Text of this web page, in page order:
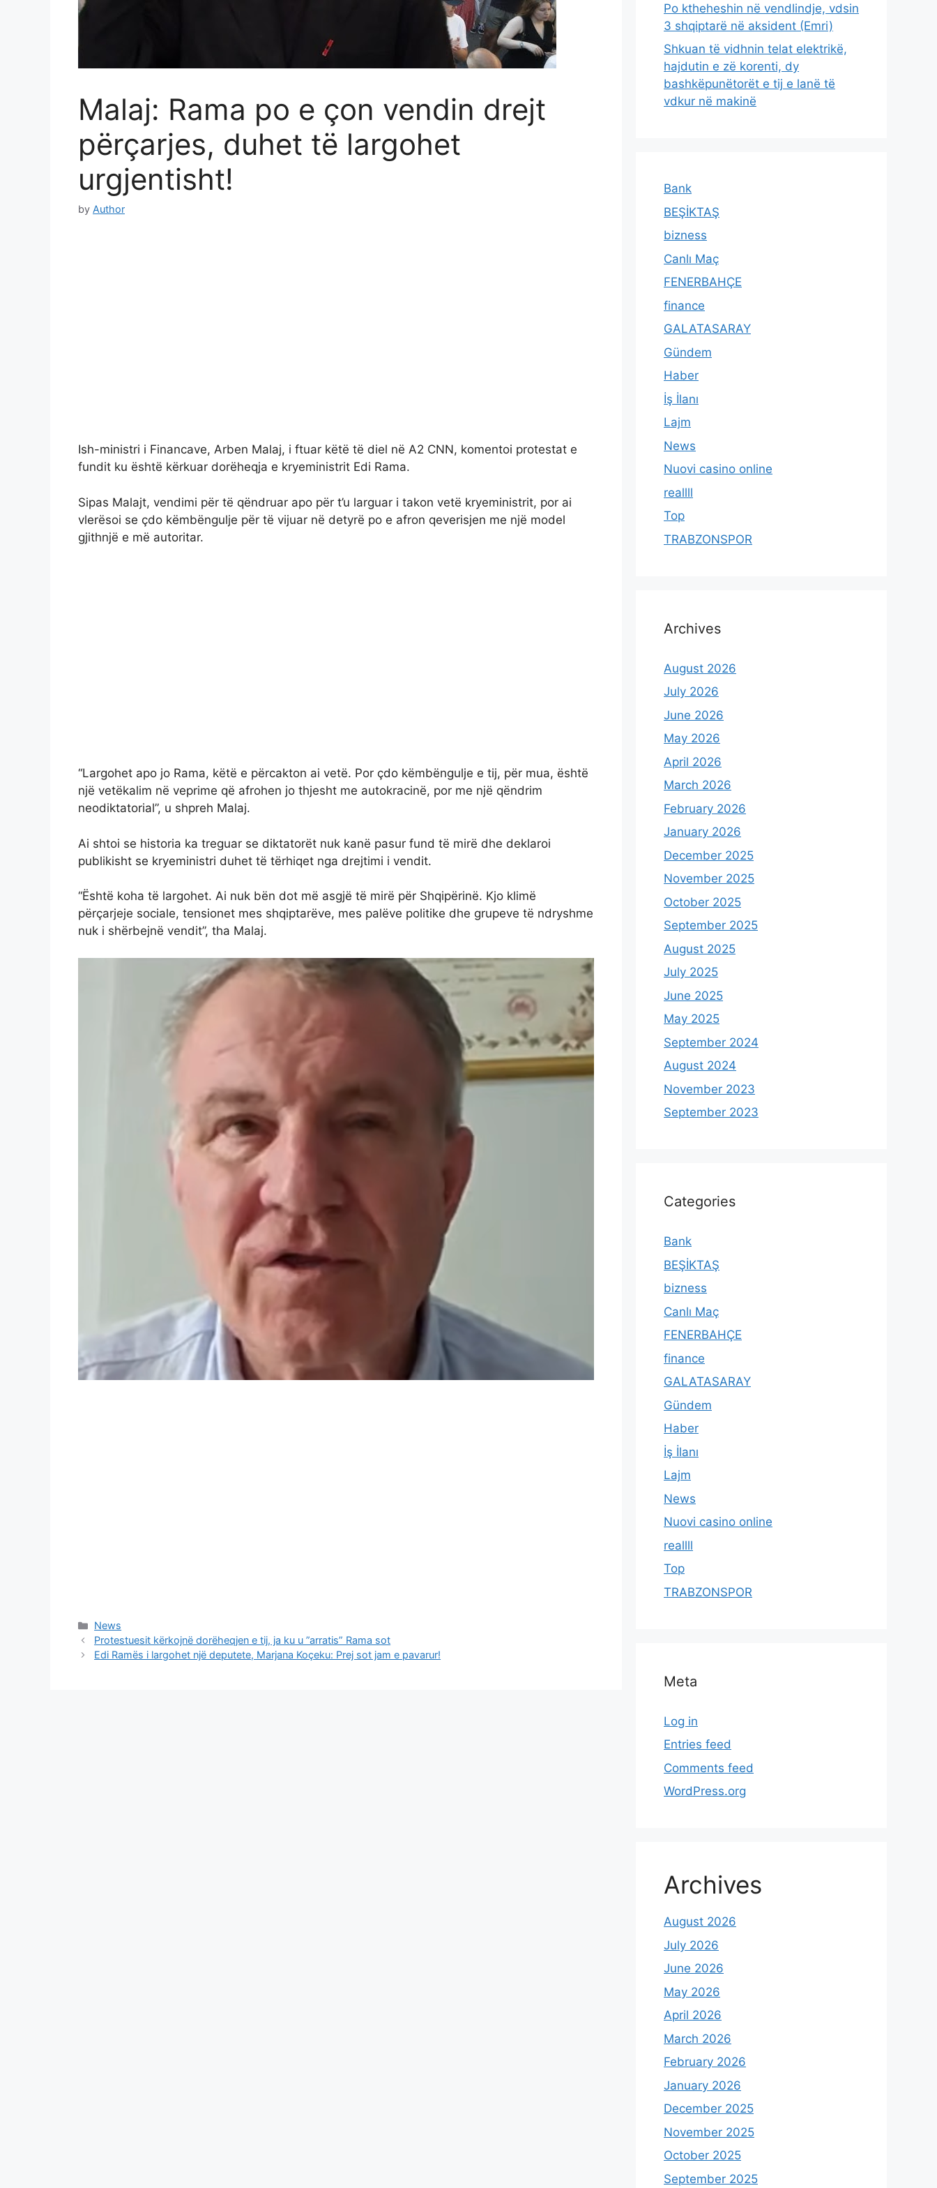
Malaj: Rama po e çon vendin drejt
përçarjes, duhet të largohet
urgjentisht!
by Author
Ish-ministri i Financave, Arben Malaj, i ftuar këtë të diel në A2 CNN, komentoi protestat e
fundit ku është kërkuar dorëheqja e kryeministrit Edi Rama.
Sipas Malajt, vendimi për të qëndruar apo për t’u larguar i takon vetë kryeministrit, por ai
vlerësoi se çdo këmbëngulje për të vijuar në detyrë po e afron qeverisjen me një model
gjithnjë e më autoritar.
“Largohet apo jo Rama, këtë e përcakton ai vetë. Por çdo këmbëngulje e tij, për mua, është
një vetëkalim në veprime që afrohen jo thjesht me autokracinë, por me një qëndrim
neodiktatorial”, u shpreh Malaj.
Ai shtoi se historia ka treguar se diktatorët nuk kanë pasur fund të mirë dhe deklaroi
publikisht se kryeministri duhet të tërhiqet nga drejtimi i vendit.
“Është koha të largohet. Ai nuk bën dot më asgjë të mirë për Shqipërinë. Kjo klimë
përçarjeje sociale, tensionet mes shqiptarëve, mes palëve politike dhe grupeve të ndryshme
nuk i shërbejnë vendit”, tha Malaj.
Categories
News
Protestuesit kërkojnë dorëheqjen e tij, ja ku u ”arratis” Rama sot
Edi Ramës i largohet një deputete, Marjana Koçeku: Prej sot jam e pavarur!
Po ktheheshin në vendlindje, vdsin
3 shqiptarë në aksident (Emri)
Shkuan të vidhnin telat elektrikë,
hajdutin e zë korenti, dy
bashkëpunëtorët e tij e lanë të
vdkur në makinë
Bank
BEŞİKTAŞ
bizness
Canlı Maç
FENERBAHÇE
finance
GALATASARAY
Gündem
Haber
İş İlanı
Lajm
News
Nuovi casino online
reallll
Top
TRABZONSPOR
Archives
August 2026
July 2026
June 2026
May 2026
April 2026
March 2026
February 2026
January 2026
December 2025
November 2025
October 2025
September 2025
August 2025
July 2025
June 2025
May 2025
September 2024
August 2024
November 2023
September 2023
Categories
Bank
BEŞİKTAŞ
bizness
Canlı Maç
FENERBAHÇE
finance
GALATASARAY
Gündem
Haber
İş İlanı
Lajm
News
Nuovi casino online
reallll
Top
TRABZONSPOR
Meta
Log in
Entries feed
Comments feed
WordPress.org
Archives
August 2026
July 2026
June 2026
May 2026
April 2026
March 2026
February 2026
January 2026
December 2025
November 2025
October 2025
September 2025